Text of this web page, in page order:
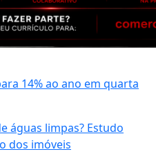
14% ao ano em quarta
águas limpas? Estudo
dos imóveis